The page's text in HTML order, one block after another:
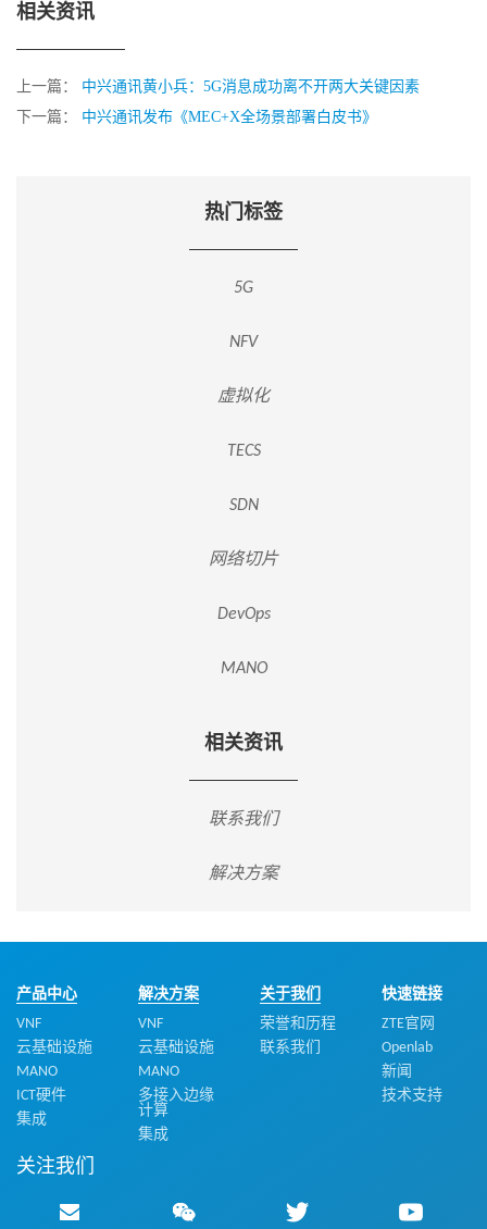
相关资讯
上一篇： 中兴通讯黄小兵：5G消息成功离不开两大关键因素
下一篇： 中兴通讯发布《MEC+X全场景部署白皮书》
热门标签
5G
NFV
虚拟化
TECS
SDN
网络切片
DevOps
MANO
相关资讯
联系我们
解决方案
产品中心
VNF
云基础设施
MANO
ICT硬件
集成
解决方案
VNF
云基础设施
MANO
多接入边缘
计算
集成
关于我们
荣誉和历程
联系我们
快速链接
ZTE官网
Openlab
新闻
技术支持
关注我们